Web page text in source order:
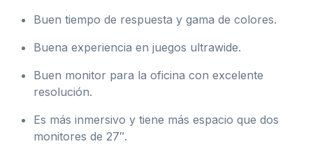
Buen tiempo de respuesta y gama de colores.
Buena experiencia en juegos ultrawide.
Buen monitor para la oficina con excelente
resolución.
Es más inmersivo y tiene más espacio que dos
monitores de 27″.